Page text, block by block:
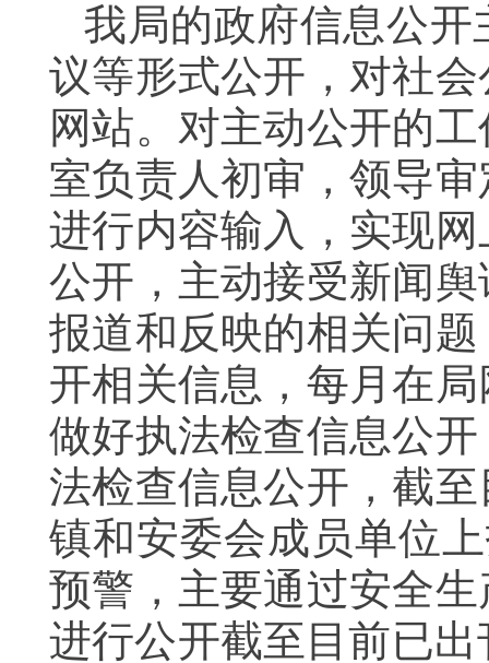
我局的政府信息公
议等形式公开，对社
网站。对主动公开的
室负责人初审，领导
进行内容输入，实现
公开，主动接受新闻
报道和反映的相关问
开相关信息，每月在
做好执法检查信息公
法检查信息公开，截
镇和安委会成员单位
预警，主要通过安全
进行公开截至目前已